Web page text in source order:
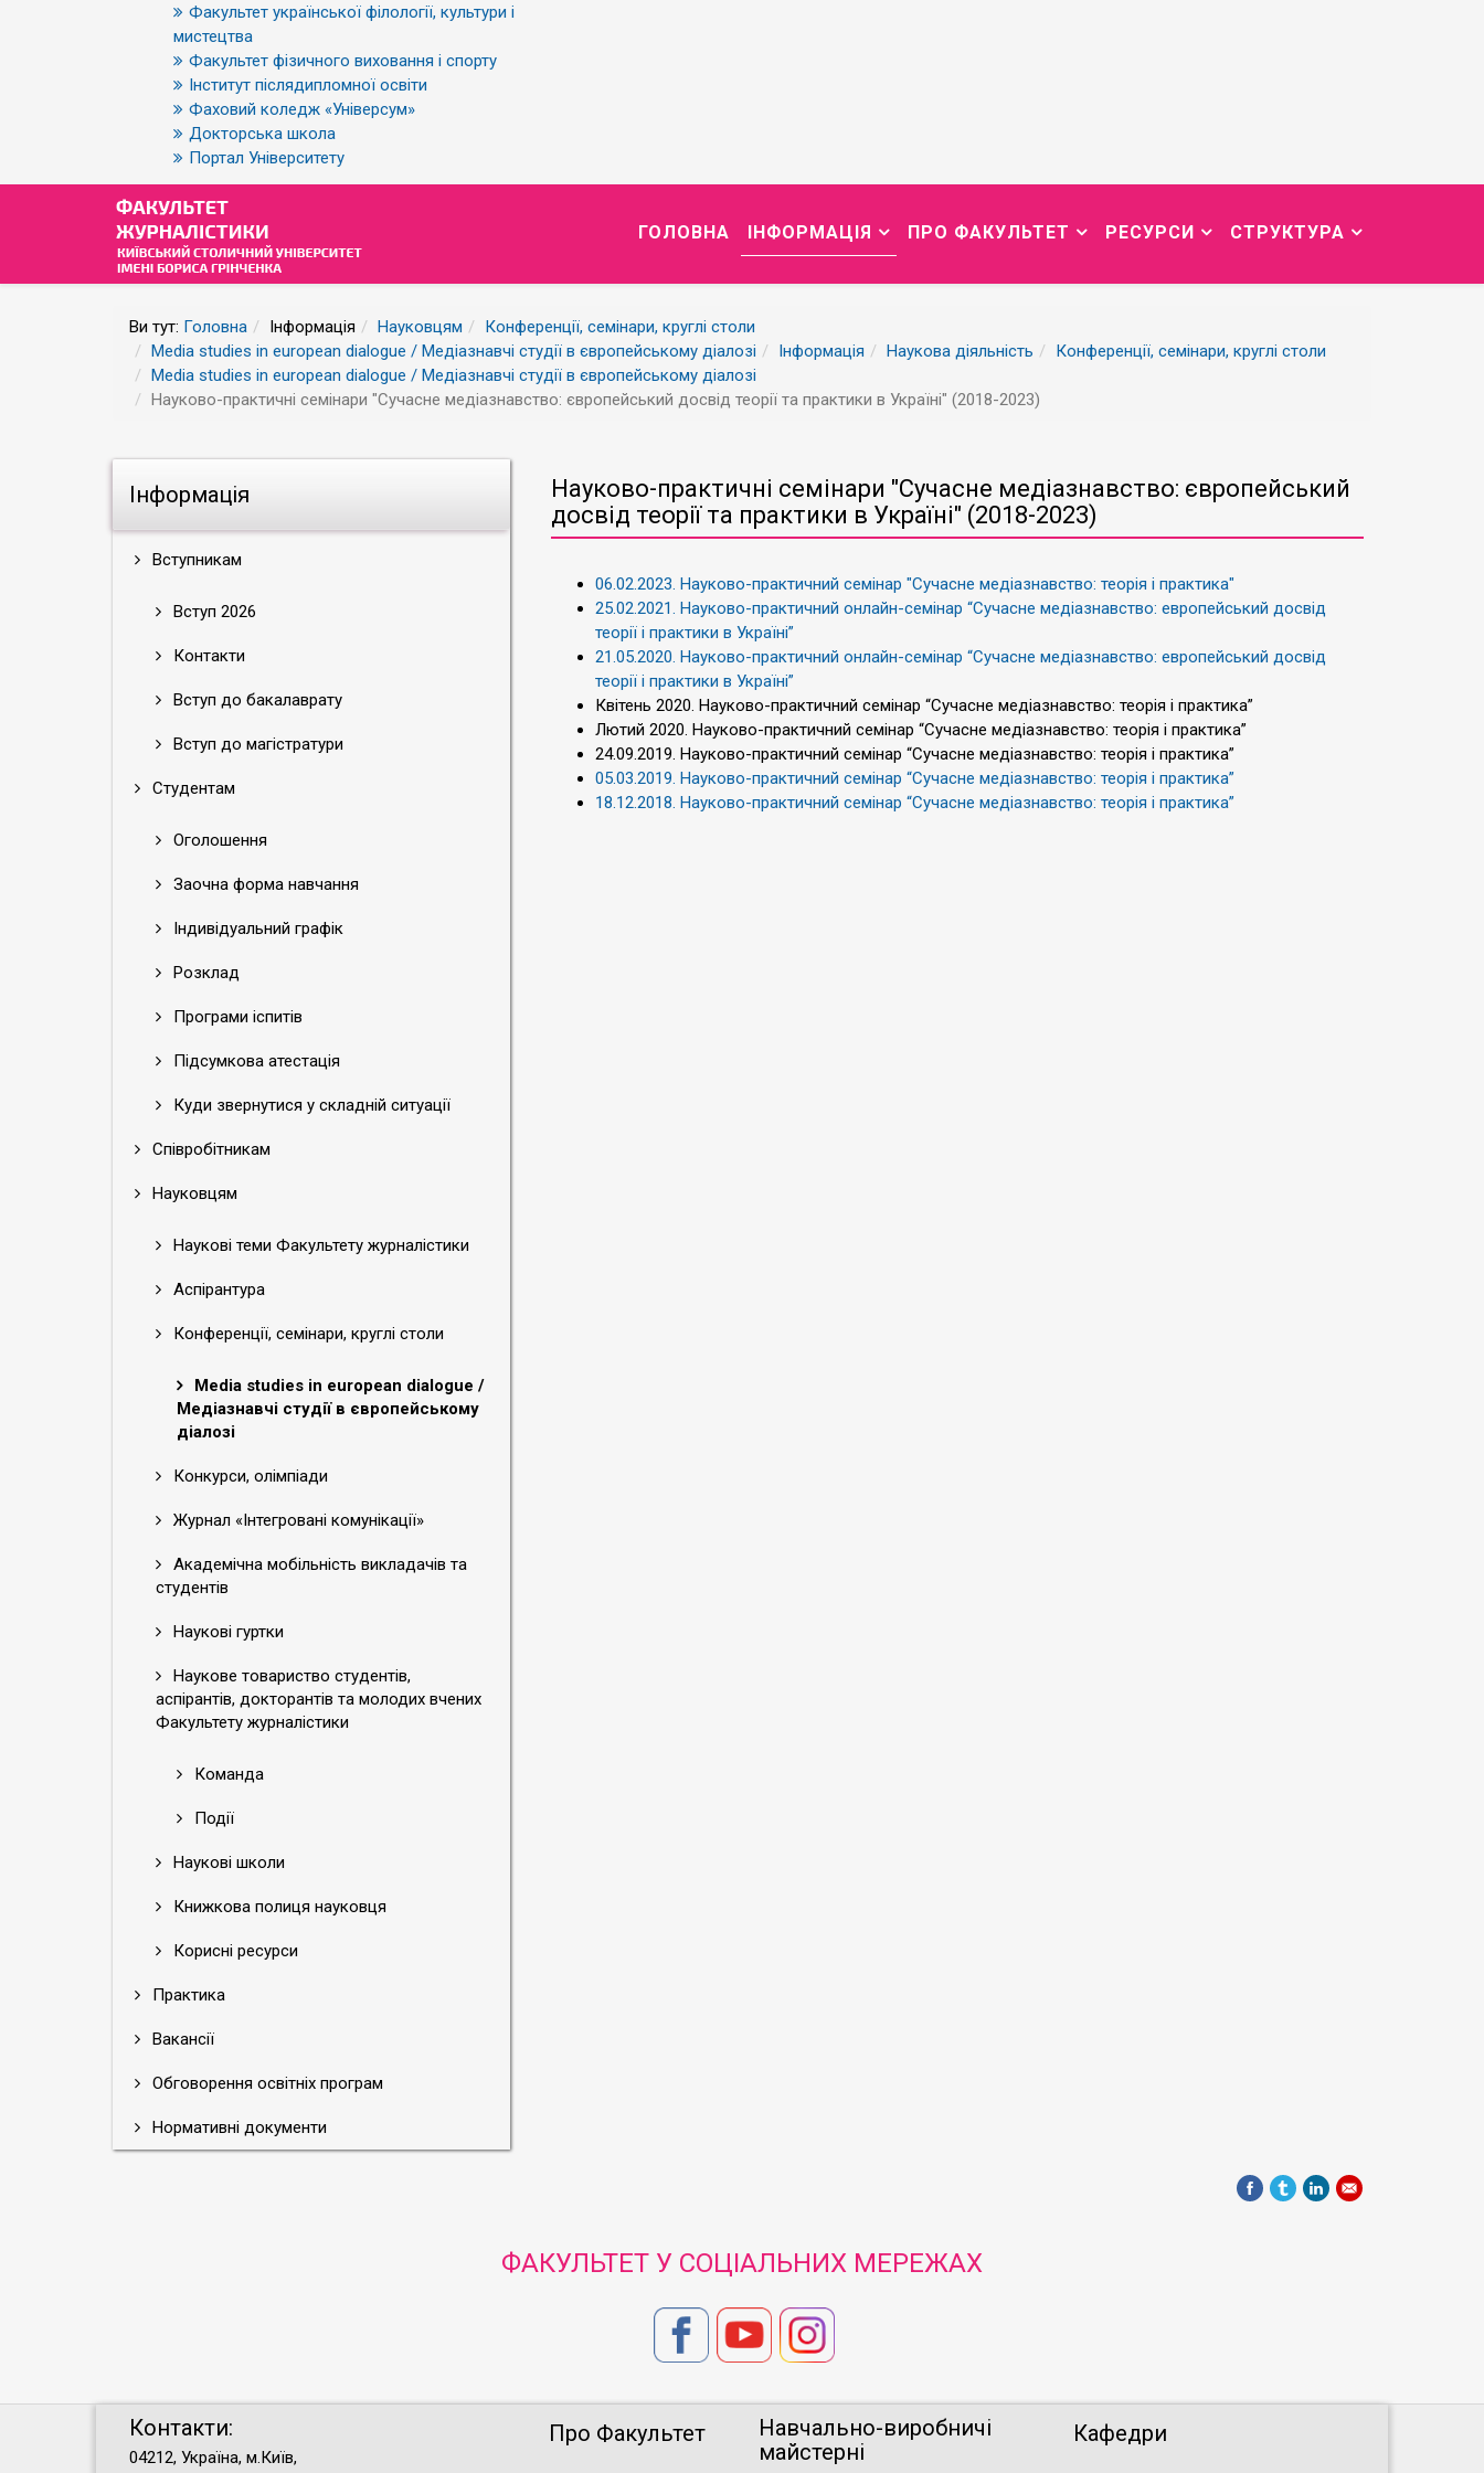
Факультет української філології, культури і
мистецтва
Факультет фізичного виховання і спорту
Інститут післядипломної освіти
Фаховий коледж «Універсум»
Докторська школа
Портал Університету
ГОЛОВНА ІНФОРМАЦІЯ ПРО ФАКУЛЬТЕТ РЕСУРСИ СТРУКТУРА
Ви тут: Головна Інформація Науковцям
Конференції, семінари, круглі столи
Media studies in european dialogue / Медіазнавчі студії в європейському діалозі
Інформація Наукова діяльність
Конференції, семінари, круглі столи
Media studies in european dialogue / Медіазнавчі студії в європейському діалозі
Науково-практичні семінари "Сучасне медіазнавство: європейський досвід теорії та практики в Україні" (2018-2023)
Інформація
Вступникам
Вступ 2026
Контакти
Вступ до бакалаврату
Вступ до магістратури
Студентам
Оголошення
Заочна форма навчання
Індивідуальний графік
Розклад
Програми іспитів
Підсумкова атестація
Куди звернутися у складній ситуації
Співробітникам
Науковцям
Наукові теми Факультету журналістики
Аспірантура
Конференції, семінари, круглі столи
Media studies in european dialogue /
Медіазнавчі студії в європейському
діалозі
Конкурси, олімпіади
Журнал «Інтегровані комунікації»
Академічна мобільність викладачів та
студентів
Наукові гуртки
Наукове товариство студентів,
аспірантів, докторантів та молодих вчених
Факультету журналістики
Команда
Події
Наукові школи
Книжкова полиця науковця
Корисні ресурси
Практика
Вакансії
Обговорення освітніх програм
Нормативні документи
Науково-практичні семінари "Сучасне медіазнавство: європейський
досвід теорії та практики в Україні" (2018-2023)
06.02.2023. Науково-практичний семінар "Сучасне медіазнавство: теорія і практика"
25.02.2021. Науково-практичний онлайн-семінар “Сучасне медіазнавство: европейський досвід
теорії і практики в Україні”
21.05.2020. Науково-практичний онлайн-семінар “Сучасне медіазнавство: европейський досвід
теорії і практики в Україні”
Квітень 2020. Науково-практичний семінар “Сучасне медіазнавство: теорія і практика”
Лютий 2020. Науково-практичний семінар “Сучасне медіазнавство: теорія і практика”
24.09.2019. Науково-практичний семінар “Сучасне медіазнавство: теорія і практика”
05.03.2019. Науково-практичний семінар “Сучасне медіазнавство: теорія і практика”
18.12.2018. Науково-практичний семінар “Сучасне медіазнавство: теорія і практика”
ФАКУЛЬТЕТ У СОЦІАЛЬНИХ МЕРЕЖАХ
Контакти:
04212, Україна, м.Київ,
Про Факультет
Навчально-виробничі
майстерні
Кафедри